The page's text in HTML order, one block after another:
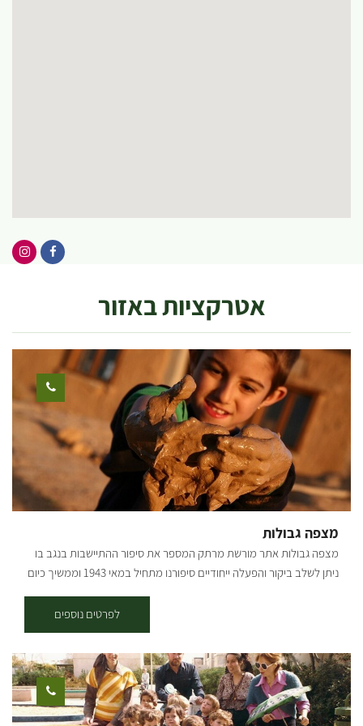
אטרקציות באזור
מצפה גבולות
מצפה גבולות אתר מורשת מרתק המספר את סיפור ההתיישבות בנגב בו
ניתן לשלב ביקור והפעלה ייחודיים סיפורנו מתחיל במאי 1943 וממשיך כיום
מראשית ההתיישבות הציונית בנגב. לבני הבוץ (אדובה) ממנו בנויים קירותיו
וחומותיו של מצפה גבולות, חובקים בתוכם את סיפורו המאלף של היישוב
הראשון בנגב המתחדש. האתר כיום מהווה "מגרש משחקים" ובו הפעלות
והדרכות מותאמות לכל קבוצה ותוכן. ערב חלוצים שמחזיר אותנו ללילות
קסומים וחוויה מדברית, אוצר המצפה שמאתגר אותנו במשחקי חשיבה
ופיצוח תיבת אוצר, הדרכות היסטוריות, הפעלות לילדים בבוץ ותחפושות
לפרטים נוספים